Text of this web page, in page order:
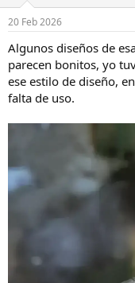
20 Feb 2026
Algunos diseños de
parecen bonitos, yo
ese estilo de diseño,
falta de uso.